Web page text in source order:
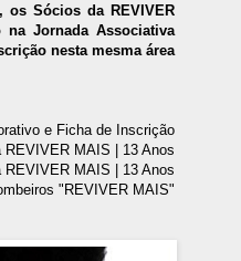
os Sócios da REVIVER
Jornada Associativa
nesta mesma área
e Ficha de Inscrição
MAIS | 13 Anos
MAIS | 13 Anos
"REVIVER MAIS"